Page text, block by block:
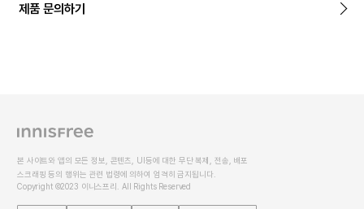
제품 문의하기
본 사이트와 앱의 모든 정보, 콘텐츠, UI등에 대한 무단 복제, 전송, 배포
스크래핑 등의 행위는 관련 법령에 의하여 엄격히 금지됩니다.
Copyright ©2023 이니스프리. All Rights Reserved